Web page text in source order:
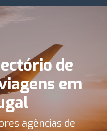
de
em
agências de